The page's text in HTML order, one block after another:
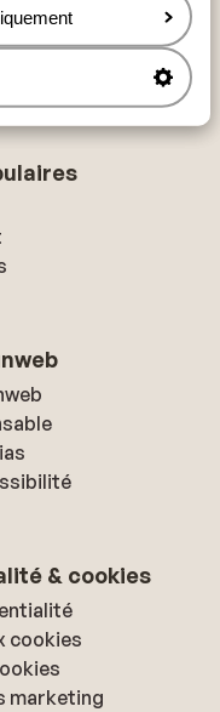
& cookies
cookies
marketing